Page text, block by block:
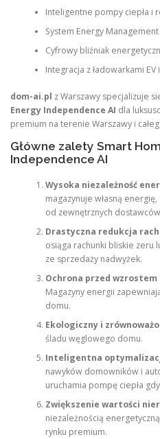
Inteligentne pompy ciepła i
System Energy Management
Cyfrowy bliźniak
Integracja z ładowarkami
dom-ai.pl z Warszawy specjalizuje
Energy Independence AI dla
premium na terenie Warszawy i
Główne zalety Smart
Independence AI
Wysoka niezależność
magazynuje własną
od zewnętrznych
Drastyczna redukcja
osiąga rachunki bliskie
ze sprzedaży nadwyżek.
Ochrona przed
Magazyny energii
domu.
Ekologiczny i
śladu węglowego domu.
Inteligentna
nawyków domowników i
uruchamia pompę ciepła
Zwiększenie wartości
niezależnością
rynku premium.